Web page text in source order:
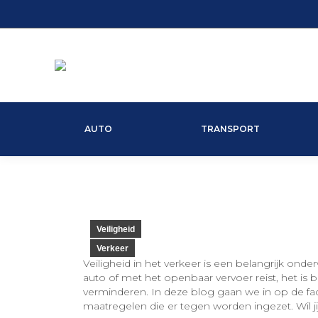
AUTO TRANSPORT
Veiligheid
Verkeer
Veiligheid in het verkeer is een belangrijk
auto of met het openbaar vervoer reist, het is
verminderen. In deze blog gaan we in op de
maatregelen die er tegen worden ingezet. Wil